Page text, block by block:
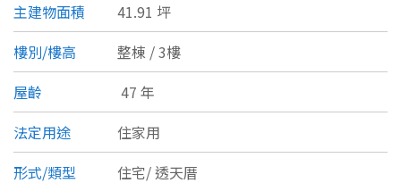
宜蘭縣
桃園市
新竹市
新竹縣
苗栗縣
類型(可複選)
公寓
別墅 透天厝
農舍 辦公
主建物面積
41.91 坪
樓別/樓高
整棟 / 3樓
屋齡
47 年
法定用途
住家用
形式/類型
住宅/透天厝